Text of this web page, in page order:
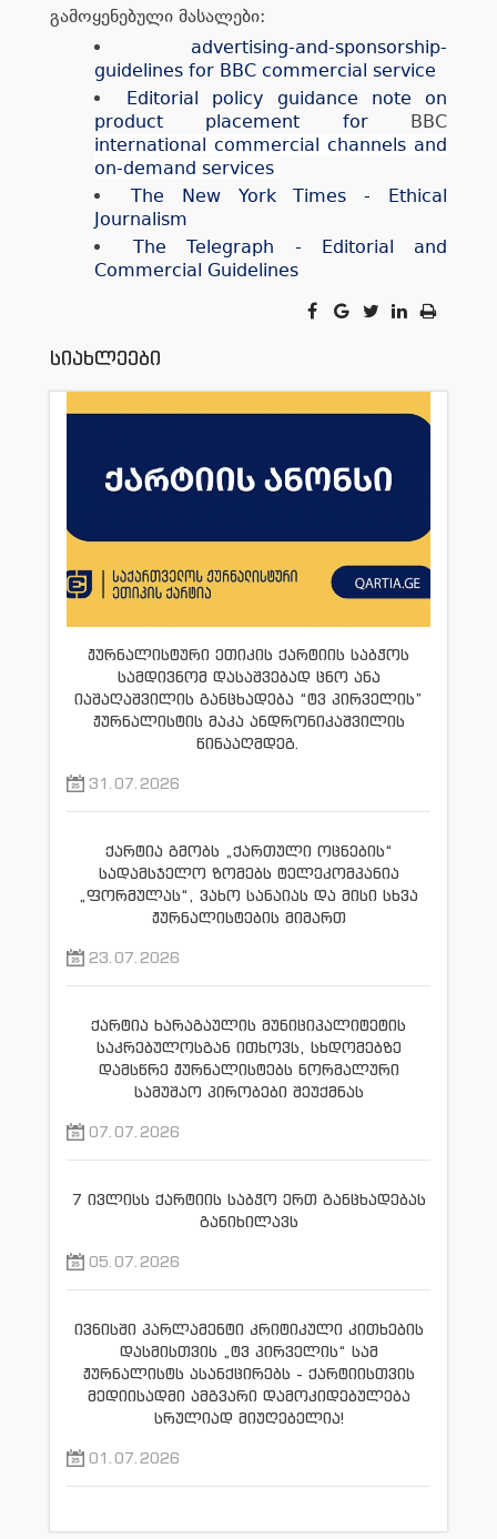
გამოყენებული მასალები:
advertising-and-sponsorship-
guidelines for BBC commercial service
Editorial policy guidance note on
product placement forBBC
international commercial channels and
on-demand services
The New York Times - Ethical
Journalism
The Telegraph - Editorial and
Commercial Guidelines
სიახლეები
ჟურნალისტური ეთიკის ქარტიის საბჭოს
სამდივნომ დასაშვებად ცნო ანა
იაშაღაშვილის განცხადება “ტვ პირველის”
ჟურნალისტის მაკა ანდრონიკაშვილის
წინააღმდეგ.
31.07.2026
ქარტია გმობს „ქართული ოცნების“
სადამსჯელო ზომებს ტელეკომპანია
„ფორმულას“, ვახო სანაიას და მისი სხვა
ჟურნალისტების მიმართ
23.07.2026
ქარტია ხარაგაულის მუნიციპალიტეტის
საკრებულოსგან ითხოვს, სხდომებზე
დამსწრე ჟურნალისტებს ნორმალური
სამუშაო პირობები შეუქმნას
07.07.2026
7 ივლისს ქარტიის საბჭო ერთ განცხადებას
განიხილავს
05.07.2026
ივნისში პარლამენტი კრიტიკული კითხების
დასმისთვის „ტვ პირველის“ სამ
ჟურნალისტს ასანქცირებს - ქარტიისთვის
მედიისადმი ამგვარი დამოკიდებულება
სრულიად მიუღებელია!
01.07.2026